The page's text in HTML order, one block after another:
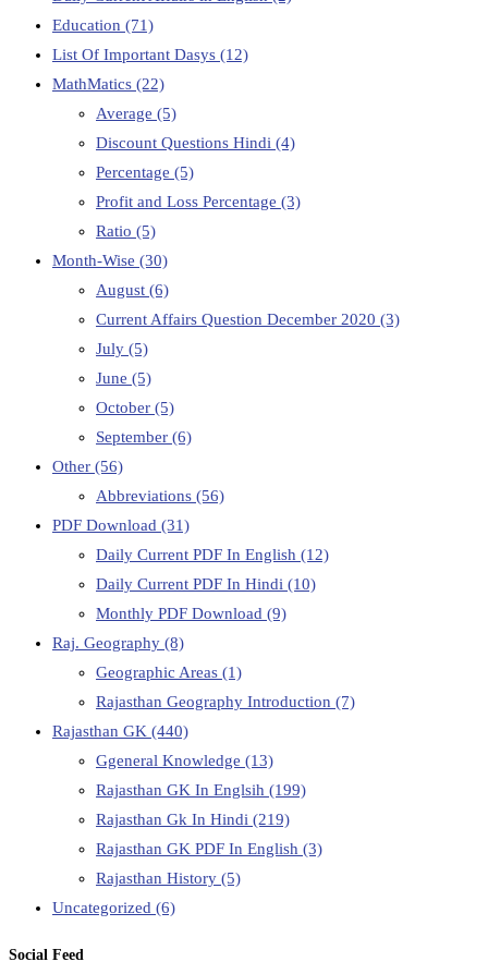
Education (71)
List Of Important Dasys (12)
MathMatics (22)
Average (5)
Discount Questions Hindi (4)
Percentage (5)
Profit and Loss Percentage (3)
Ratio (5)
Month-Wise (30)
August (6)
Current Affairs Question December 2020 (3)
July (5)
June (5)
October (5)
September (6)
Other (56)
Abbreviations (56)
PDF Download (31)
Daily Current PDF In English (12)
Daily Current PDF In Hindi (10)
Monthly PDF Download (9)
Raj. Geography (8)
Geographic Areas (1)
Rajasthan Geography Introduction (7)
Rajasthan GK (440)
Ggeneral Knowledge (13)
Rajasthan GK In Englsih (199)
Rajasthan Gk In Hindi (219)
Rajasthan GK PDF In English (3)
Rajasthan History (5)
Uncategorized (6)
Social Feed